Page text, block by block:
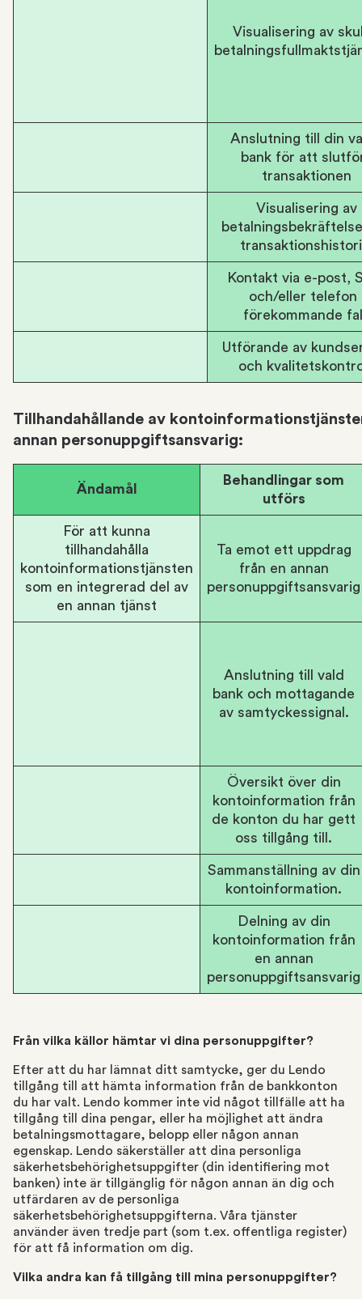
Visualisering av
Anslutning till din
bank för att
transaktionen
Visualisering av
Kontakt via e-post,
och/eller telefon
förekommande
Utförande av
och
Tillhandahållande av
annan personuppgiftsansvarig:
Ändamål
Behandlingar som
utförs
För att kunna
tillhandahålla
kontoinformationstjänsten
som en integrerad del av
en annan tjänst
Ta emot ett uppdrag
från en annan
personuppgiftsansvarig
Anslutning till vald
bank och mottagande
av samtyckessignal.
Översikt över din
kontoinformation från
de konton du har gett
oss tillgång till.
Sammanställning av din
kontoinformation.
Delning av din
kontoinformation från
en annan
personuppgiftsansvarig
Från vilka källor hämtar vi dina personuppgifter?
Efter att du har lämnat ditt samtycke, ger du Lendo
tillgång till att hämta information från de bankkonton
du har valt. Lendo kommer inte vid något tillfälle att ha
tillgång till dina pengar, eller ha möjlighet att ändra
betalningsmottagare, belopp eller någon annan
egenskap. Lendo säkerställer att dina personliga
säkerhetsbehörighetsuppgifter (din identifiering mot
banken) inte är tillgänglig för någon annan än dig och
utfärdaren av de personliga
säkerhetsbehörighetsuppgifterna. Våra tjänster
använder även tredje part (som t.ex. offentliga register)
för att få information om dig.
Vilka andra kan få tillgång till mina personuppgifter?